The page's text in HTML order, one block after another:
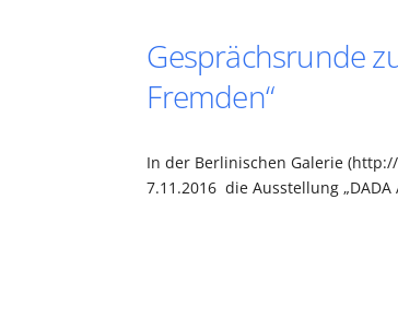
Gesprächsrunde
Fremden“
In der Berlinischen Galerie
7.11.2016 die Ausstellung